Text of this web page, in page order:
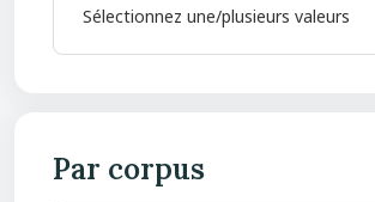
Par corpus